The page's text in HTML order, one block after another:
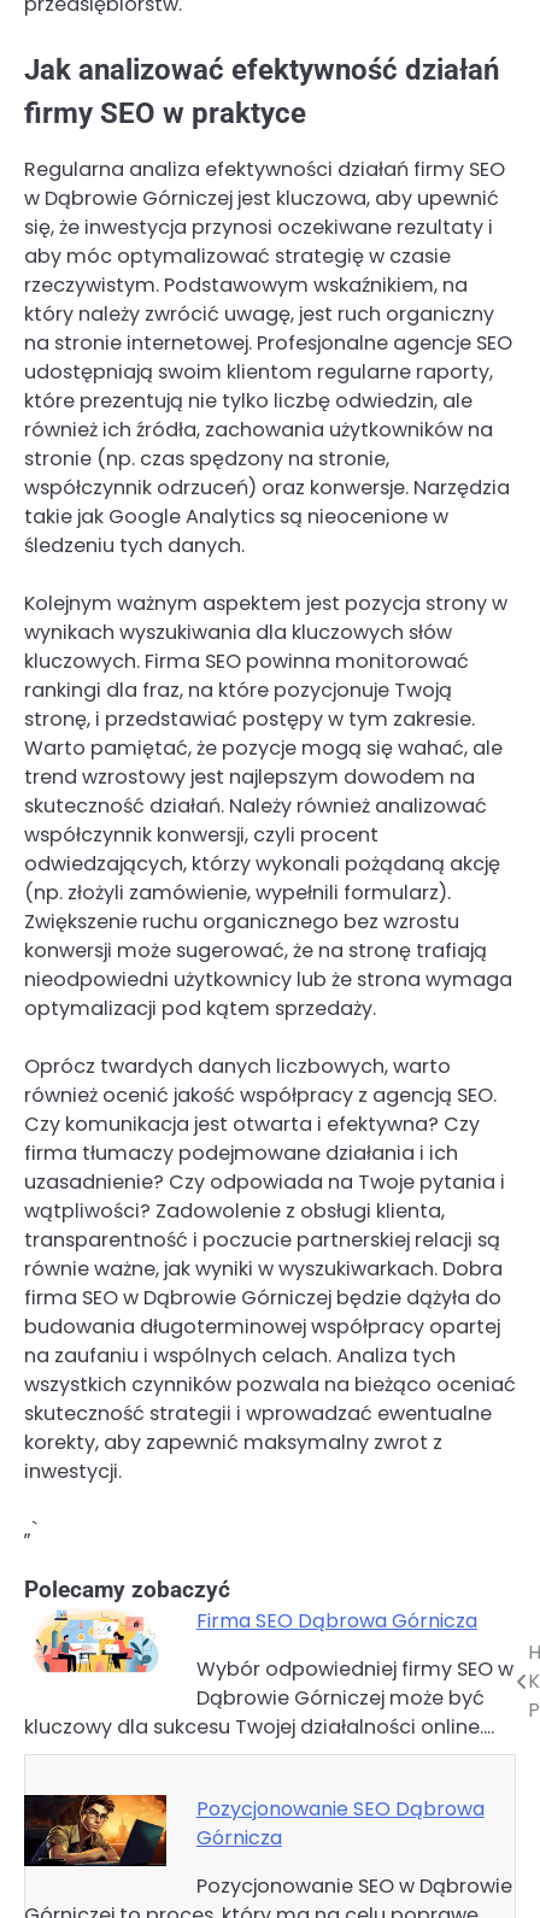
Jak analizować efektywność działań
firmy SEO w praktyce
Regularna analiza efektywności działań firmy SEO
w Dąbrowie Górniczej jest kluczowa, aby upewnić
się, że inwestycja przynosi oczekiwane rezultaty i
aby móc optymalizować strategię w czasie
rzeczywistym. Podstawowym wskaźnikiem, na
który należy zwrócić uwagę, jest ruch organiczny
na stronie internetowej. Profesjonalne agencje SEO
udostępniają swoim klientom regularne raporty,
które prezentują nie tylko liczbę odwiedzin, ale
również ich źródła, zachowania użytkowników na
stronie (np. czas spędzony na stronie,
współczynnik odrzuceń) oraz konwersje. Narzędzia
takie jak Google Analytics są nieocenione w
śledzeniu tych danych.
Kolejnym ważnym aspektem jest pozycja strony w
wynikach wyszukiwania dla kluczowych słów
kluczowych. Firma SEO powinna monitorować
rankingi dla fraz, na które pozycjonuje Twoją
stronę, i przedstawiać postępy w tym zakresie.
Warto pamiętać, że pozycje mogą się wahać, ale
trend wzrostowy jest najlepszym dowodem na
skuteczność działań. Należy również analizować
współczynnik konwersji, czyli procent
odwiedzających, którzy wykonali pożądaną akcję
(np. złożyli zamówienie, wypełnili formularz).
Zwiększenie ruchu organicznego bez wzrostu
konwersji może sugerować, że na stronę trafiają
nieodpowiedni użytkownicy lub że strona wymaga
optymalizacji pod kątem sprzedaży.
Oprócz twardych danych liczbowych, warto
również ocenić jakość współpracy z agencją SEO.
Czy komunikacja jest otwarta i efektywna? Czy
firma tłumaczy podejmowane działania i ich
uzasadnienie? Czy odpowiada na Twoje pytania i
wątpliwości? Zadowolenie z obsługi klienta,
transparentność i poczucie partnerskiej relacji są
równie ważne, jak wyniki w wyszukiwarkach. Dobra
firma SEO w Dąbrowie Górniczej będzie dążyła do
budowania długoterminowej współpracy opartej
na zaufaniu i wspólnych celach. Analiza tych
wszystkich czynników pozwala na bieżąco oceniać
skuteczność strategii i wprowadzać ewentualne
korekty, aby zapewnić maksymalny zwrot z
inwestycji.
„`
Polecamy zobaczyć
Firma SEO Dąbrowa Górnicza
Wybór odpowiedniej firmy SEO w
Dąbrowie Górniczej może być
kluczowy dla sukcesu Twojej działalności online.…
Pozycjonowanie SEO Dąbrowa
Górnicza
Pozycjonowanie SEO w Dąbrowie
Nawigacja